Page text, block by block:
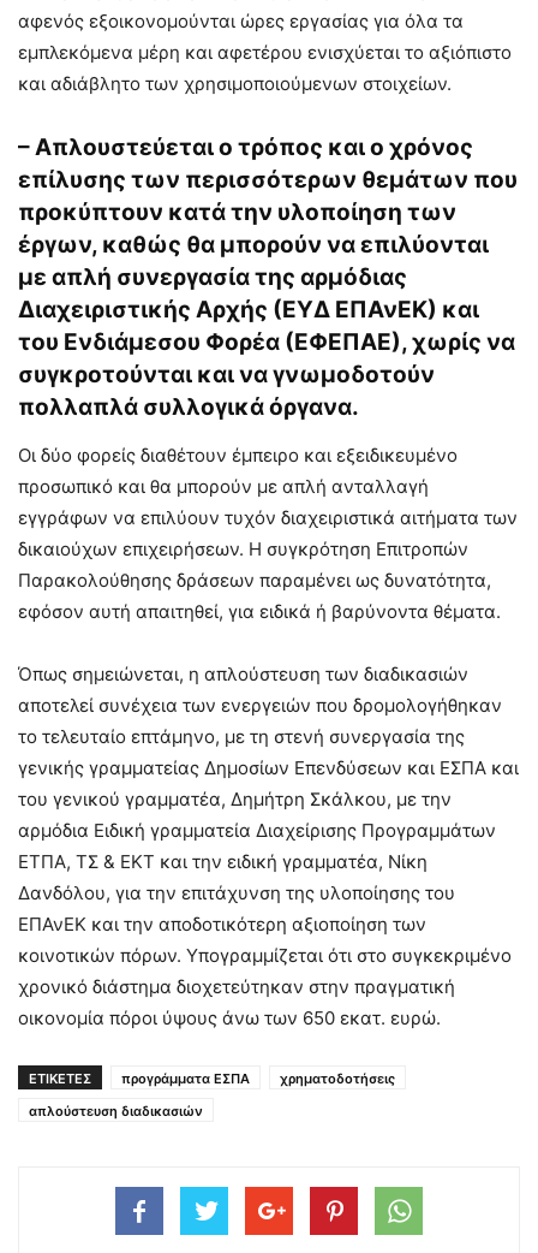
αφενός εξοικονομούνται ώρες εργασίας για όλα τα
εμπλεκόμενα μέρη και αφετέρου ενισχύεται το αξιόπιστο
και αδιάβλητο των χρησιμοποιούμενων στοιχείων.
– Απλουστεύεται ο τρόπος και ο χρόνος
επίλυσης των περισσότερων θεμάτων που
προκύπτουν κατά την υλοποίηση των
έργων, καθώς θα μπορούν να επιλύονται
με απλή συνεργασία της αρμόδιας
Διαχειριστικής Αρχής (ΕΥΔ ΕΠΑνΕΚ) και
του Ενδιάμεσου Φορέα (ΕΦΕΠΑΕ), χωρίς να
συγκροτούνται και να γνωμοδοτούν
πολλαπλά συλλογικά όργανα.
Οι δύο φορείς διαθέτουν έμπειρο και εξειδικευμένο
προσωπικό και θα μπορούν με απλή ανταλλαγή
εγγράφων να επιλύουν τυχόν διαχειριστικά αιτήματα των
δικαιούχων επιχειρήσεων. Η συγκρότηση Επιτροπών
Παρακολούθησης δράσεων παραμένει ως δυνατότητα,
εφόσον αυτή απαιτηθεί, για ειδικά ή βαρύνοντα θέματα.
Όπως σημειώνεται, η απλούστευση των διαδικασιών
αποτελεί συνέχεια των ενεργειών που δρομολογήθηκαν
το τελευταίο επτάμηνο, με τη στενή συνεργασία της
γενικής γραμματείας Δημοσίων Επενδύσεων και ΕΣΠΑ και
του γενικού γραμματέα, Δημήτρη Σκάλκου, με την
αρμόδια Ειδική γραμματεία Διαχείρισης Προγραμμάτων
ΕΤΠΑ, ΤΣ & ΕΚΤ και την ειδική γραμματέα, Νίκη
Δανδόλου, για την επιτάχυνση της υλοποίησης του
ΕΠΑνΕΚ και την αποδοτικότερη αξιοποίηση των
κοινοτικών πόρων. Υπογραμμίζεται ότι στο συγκεκριμένο
χρονικό διάστημα διοχετεύτηκαν στην πραγματική
οικονομία πόροι ύψους άνω των 650 εκατ. ευρώ.
ΕΤΙΚΕΤΕΣ προγράμματα ΕΣΠΑ
χρηματοδοτήσεις
απλούστευση διαδικασιών